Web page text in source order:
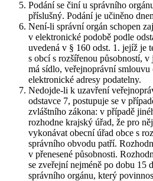
Podání se činí u správního
příslušný. Podání je učiněno
Není-li správní orgán schopen
v elektronické podobě podle
uvedená v § 160 odst. 1. jejíž je
s obcí s rozšířenou působností,
má sídlo, veřejnoprávní
elektronické adresy podatelny.
Nedojde-li k uzavření
odstavce 7, postupuje se v
zvláštního zákona: v případě
rozhodne krajský úřad, že pro
vykonávat obecní úřad obce s
správního obvodu patří.
v přenesené působnosti.
se zveřejní nejméně po dobu 15
správního orgánu, který